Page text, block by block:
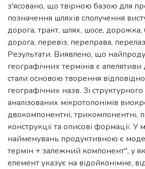
з'ясовано, що твірною базою для
позначення шляхів сполучення
дорога, тракт, шлях, шосе, дорожка,
дорога, перевіз, переправа,
Результати. Виявлено, що
географічних термінів є апелятиви
стали основою творення
географічних назв. Зі
аналізованих мікротопонімів
двокомпонентні, трикомпонентні,
конструкції та описові формації.
найменувань продуктивною є
термін + залежний компонент", у
елемент указує на відойконімне,